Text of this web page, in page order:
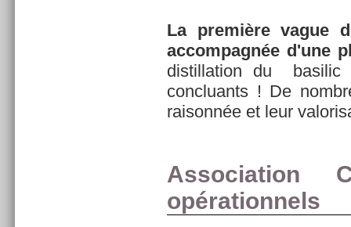
La première vague
accompagnée d'une
distillation du basilic
concluants ! De
raisonnée et leur
Association
opérationnels